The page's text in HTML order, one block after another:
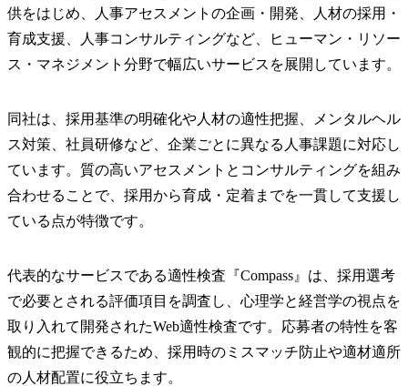
供をはじめ、人事アセスメントの企画・開発、人材の採用・
育成支援、人事コンサルティングなど、ヒューマン・リソー
ス・マネジメント分野で幅広いサービスを展開しています。
同社は、採用基準の明確化や人材の適性把握、メンタルヘル
ス対策、社員研修など、企業ごとに異なる人事課題に対応し
ています。質の高いアセスメントとコンサルティングを組み
合わせることで、採用から育成・定着までを一貫して支援し
ている点が特徴です。
代表的なサービスである適性検査『Compass』は、採用選考
で必要とされる評価項目を調査し、心理学と経営学の視点を
取り入れて開発されたWeb適性検査です。応募者の特性を客
観的に把握できるため、採用時のミスマッチ防止や適材適所
の人材配置に役立ちます。